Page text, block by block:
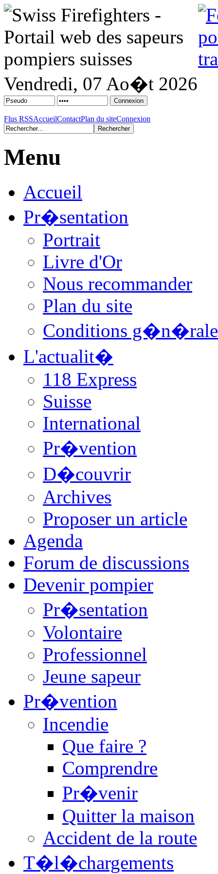
Vendredi, 07 Ao�t 2026
Flus RSSAccueilContactPlan du siteConnexion
Menu
Accueil
Pr�sentation
Portrait
Livre d'Or
Nous recommander
Plan du site
Conditions
L'actualit�
118 Express
Suisse
International
Pr�vention
D�couvrir
Archives
Proposer un article
Agenda
Forum de discussions
Devenir pompier
Pr�sentation
Volontaire
Professionnel
Jeune sapeur
Pr�vention
Incendie
Que faire ?
Comprendre
Pr�venir
Quitter la maison
Accident de la route
T�l�chargements